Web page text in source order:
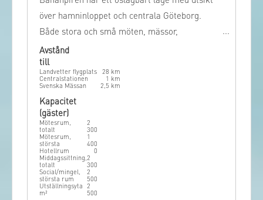
över hamninloppet och centrala Göteborg.
Både stora och små möten, mässor,
seminarium, mässor, konserter och
evenemang – inomhus såväl som utomhus –
välkomnas.
Avstånd
till
Landvetter flygplats 28 km
Centralstationen
1
km
Svenska Mässan
2,5 km
Kapacitet
(gäster)
Mötesrum,
totalt
2
300
Mötesrum,
största
1
400
Hotellrum
0
Middagssittning,
totalt
2
300
Social/mingel,
största rum
2
500
Utställningsyta
m²
2
500